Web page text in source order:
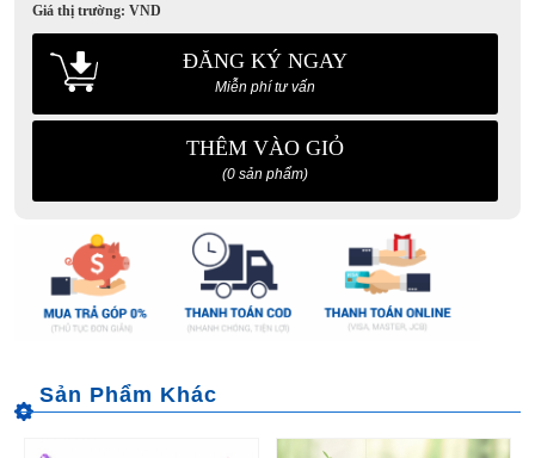
Giá thị trường:VND
ĐĂNG KÝ NGAY
Miễn phí tư vấn
THÊM VÀO GIỎ
(0 sản phẩm)